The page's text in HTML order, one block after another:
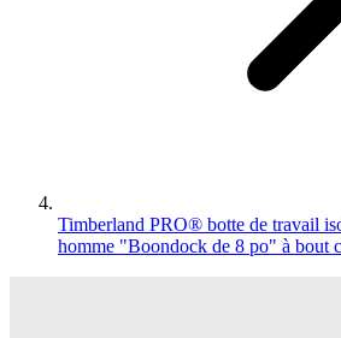
Timberland PRO® botte de travail
homme "Boondock de 8 po" à bout